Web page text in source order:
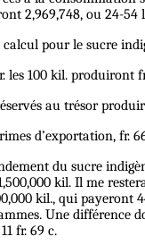
2,969,748, ou 24-54
pour le sucre
les 100 kil. produiront
au trésor
d’exportation, fr.
du sucre
kil. Il me
kil., qui payeront
Une différence
fr. 69 c.